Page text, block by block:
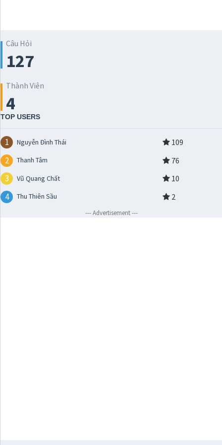
Câu Hỏi
127
Thành Viên
4
TOP USERS
1 Nguyễn Đình Thái 109
2 Thanh Tâm 76
3 Vũ Quang Chất 10
4 Thu Thiên Sầu 2
--- Advertisement ---